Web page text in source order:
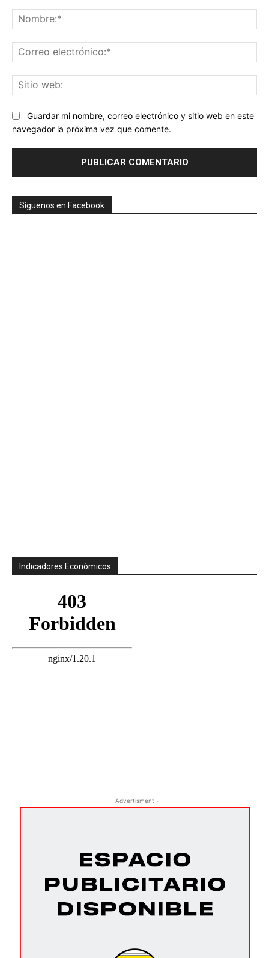
Guardar mi nombre, correo electrónico y sitio web en este
navegador la próxima vez que comente.
Síguenos en Facebook
Indicadores Económicos
- Advertisment -